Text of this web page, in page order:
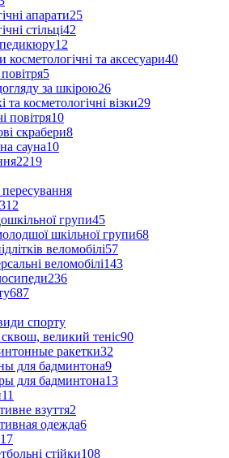
апарати25
стільці42
12
та аксесуари40
5
за шкірою26
та косметологічні візки29
повітря10
скрабери8
сауна10
2219
312
групи45
шкільної групи68
веломобілі57
веломобілі143
236
687
спорту
великий теніс90
ракетки32
для бадминтона9
для бадминтона13
11
взуття2
одежда6
стійки108